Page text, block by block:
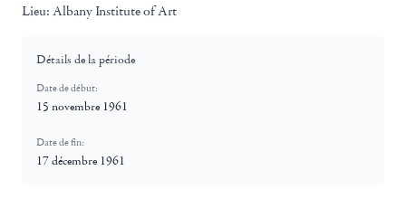
Lieu: Albany Institute of Art
Détails de la période
Date de début:
15 novembre 1961
Date de fin:
17 décembre 1961